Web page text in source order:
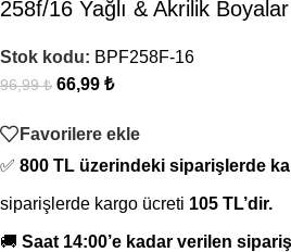
258f/16 Yağlı & Akrilik
Stok kodu: BPF258F-16
96,99₺ 66,99 ₺
Favorilere ekle
✅ 800 TL üzerindeki siparişlerde
siparişlerde kargo ücreti 105 TL’dir.
🚚 Saat 14:00’e kadar verilen